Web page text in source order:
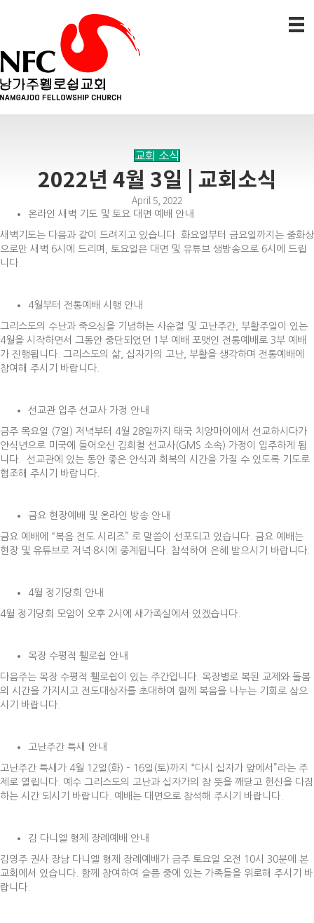
교회 소식
2022년 4월 3일 | 교회소식
April 5, 2022
온라인 새벽 기도 및 토요 대면 예배 안내
새벽기도는 다음과 같이 드려지고 있습니다. 화요일부터 금요일까지는 줌화상
으로만 새벽 6시에 드리며, 토요일은 대면 및 유튜브 생방송으로 6시에 드립
니다.
4월부터 전통예배 시행 안내
그리스도의 수난과 죽으심을 기념하는 사순절 및 고난주간, 부활주일이 있는
4월을 시작하면서 그동안 중단되었던 1부 예배 포맷인 전통예배로 3부 예배
가 진행됩니다. 그리스도의 삶, 십자가의 고난, 부활을 생각하며 전통예배에
참여해 주시기 바랍니다.
선교관 입주 선교사 가정 안내
금주 목요일 (7일) 저녁부터 4월 28일까지 태국 치앙마이에서 선교하시다가
안식년으로 미국에 들어오신 김희철 선교사(GMS 소속) 가정이 입주하게 됩
니다. 선교관에 있는 동안 좋은 안식과 회복의 시간을 가질 수 있도록 기도로
협조해 주시기 바랍니다.
금요 현장예배 및 온라인 방송 안내
금요 예배에 “복음 전도 시리즈” 로 말씀이 선포되고 있습니다. 금요 예배는
현장 및 유튜브로 저녁 8시에 중계됩니다. 참석하여 은혜 받으시기 바랍니다.
4월 정기당회 안내
4월 정기당회 모임이 오후 2시에 새가족실에서 있겠습니다.
목장 수평적 휄로쉽 안내
다음주는 목장 수평적 휄로쉽이 있는 주간입니다. 목장별로 복된 교제와 돌봄
의 시간을 가지시고 전도대상자를 초대하여 함께 복음을 나누는 기회로 삼으
시기 바랍니다.
고난주간 특새 안내
고난주간 특새가 4월 12일(화) – 16일(토)까지 “다시 십자가 앞에서”라는 주
제로 열립니다. 예수 그리스도의 고난과 십자가의 참 뜻을 깨닫고 헌신을 다짐
하는 시간 되시기 바랍니다. 예배는 대면으로 참석해 주시기 바랍니다.
김 다니엘 형제 장례예배 안내
김영주 권사 장남 다니엘 형제 장례예배가 금주 토요일 오전 10시 30분에 본
교회에서 있습니다. 함께 참여하여 슬픔 중에 있는 가족들을 위로해 주시기 바
랍니다.